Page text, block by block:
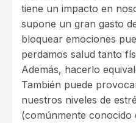
tiene un impacto en
supone un gran gasto
bloquear emociones
perdamos salud tanto
Además, hacerlo
También puede
nuestros niveles de
(comúnmente conocido